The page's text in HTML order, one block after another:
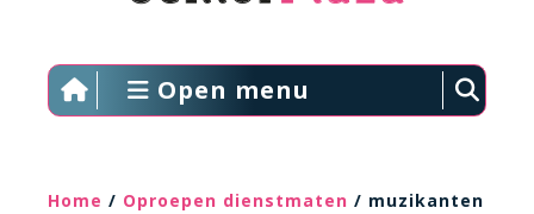
Open menu
Home / Oproepen dienstmaten / muzikanten